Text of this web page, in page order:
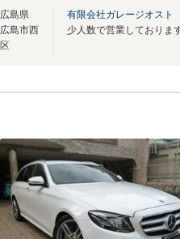
広島県
広島市西
区
有限会社ガレージオスト